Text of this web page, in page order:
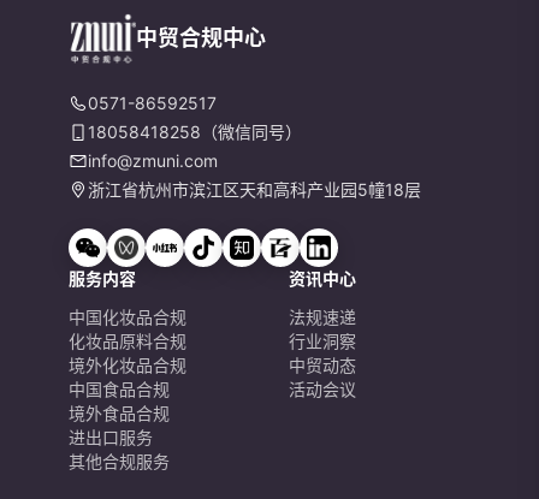
中贸合规中心
0571-86592517
18058418258（微信同号）
info@zmuni.com
浙江省杭州市滨江区天和高科产业园5幢18层
服务内容
中国化妆品合规
化妆品原料合规
境外化妆品合规
中国食品合规
境外食品合规
进出口服务
其他合规服务
资讯中心
法规速递
行业洞察
中贸动态
活动会议